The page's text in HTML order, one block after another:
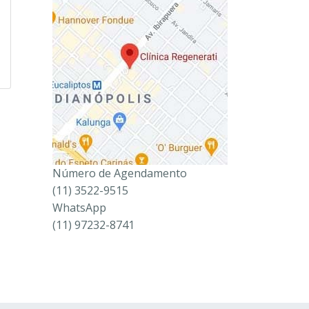
Número de Agendamento
(11) 3522-9515
WhatsApp
(11) 97232-8741